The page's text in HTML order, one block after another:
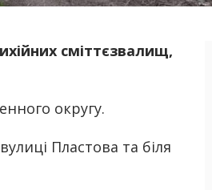
сміттєзвалищ,
округу.
Пластова та біля